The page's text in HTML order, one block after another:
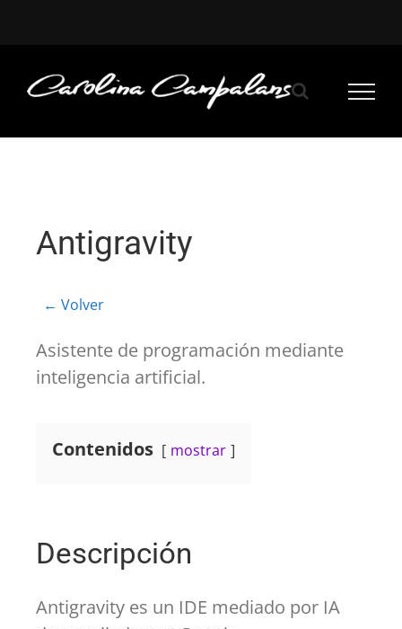
Antigravity
← Volver
Asistente de programación mediante
inteligencia artificial.
Contenidos mostrar
Descripción
Antigravity es un IDE mediado por IA